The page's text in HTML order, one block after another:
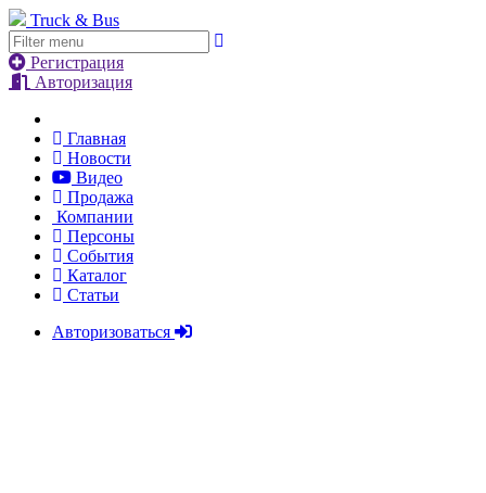
Truck & Bus
Регистрация
Авторизация
Главная
Новости
Видео
Продажа
Компании
Персоны
События
Каталог
Статьи
Авторизоваться